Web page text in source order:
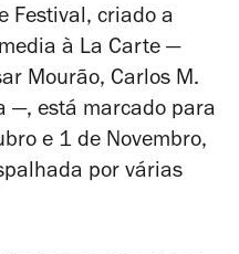
Festival, criado a
à La Carte —
Mourão, Carlos M.
—, está marcado para
e 1 de Novembro,
por várias